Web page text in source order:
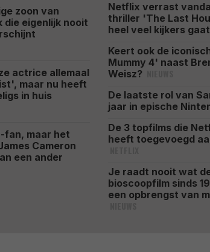
zoon van
die eigenlijk nooit
actrice allemaal
maar nu heeft
in huis
fan, maar het
Cameron
een ander
Netflix verrast
thriller 'The Last
heel veel kijkers
Keert ook de
Mummy 4' naast
Weisz?
De laatste rol van
jaar in epische
De 3 topfilms die
heeft toegevoegd
Je raadt nooit wat
bioscoopfilm sinds
een opbrengst van